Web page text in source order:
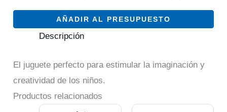
AÑADIR AL PRESUPUESTO
Descripción
El juguete perfecto para estimular la imaginación y
creatividad de los niños.
Productos relacionados